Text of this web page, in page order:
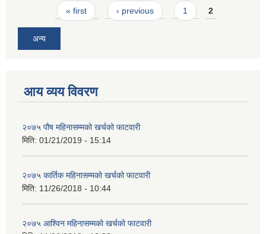
Pages« first ‹ previous 1 2
अन्य
आय व्यय विवरण
२०७५ पौष महिनासम्मको खर्चको फाटवारी
मिति: 01/21/2019 - 15:14
२०७५ कार्तिक महिनासम्मको खर्चको फाटवारी
मिति: 11/26/2018 - 10:44
२०७५ आश्विन महिनासम्मको खर्चको फाटवारी